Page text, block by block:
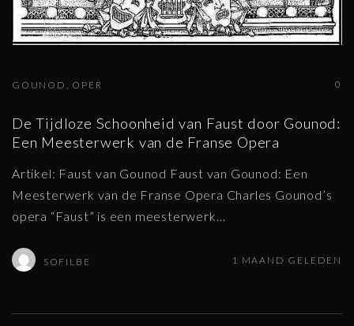
0
GOUNOD OPER
De Tijdloze Schoonheid van Faust door Gounod:
Een Meesterwerk van de Franse Opera
Artikel: Faust van Gounod Faust van Gounod: Een
Meesterwerk van de Franse Opera Charles Gounod’s
opera “Faust” is een meesterwerk…
SOFILBE 1 MAAND GELEDEN